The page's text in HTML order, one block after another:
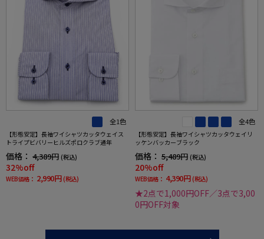
全1色
【形態安定】長袖ワイシャツカッタウェイス
トライプビバリーヒルズポロクラブ通年
価格： 4,389円 (税込)
32%off
WEB価格： 2,990円 (税込)
全4色
【形態安定】長袖ワイシャツカッタウェイリ
ッケンバッカーブラック
価格： 5,489円 (税込)
20%off
WEB価格： 4,390円 (税込)
★2点で1,000円OFF／3点で3,00
0円OFF対象